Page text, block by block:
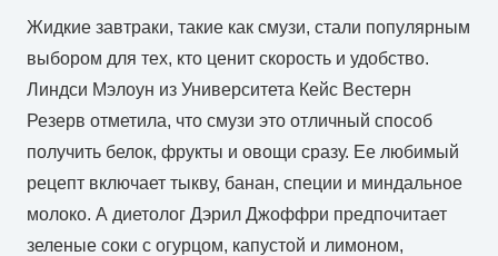
Жидкие завтраки, такие как смузи, стали популярным
выбором для тех, кто ценит скорость и удобство.
Линдси Мэлоун из Университета Кейс Вестерн
Резерв отметила, что смузи это отличный способ
получить белок, фрукты и овощи сразу. Ее любимый
рецепт включает тыкву, банан, специи и миндальное
молоко. А диетолог Дэрил Джоффри предпочитает
зеленые соки с огурцом, капустой и лимоном,